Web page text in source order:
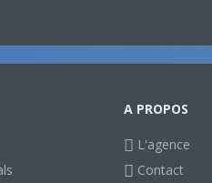
A PROPOS
L'agence
Contact